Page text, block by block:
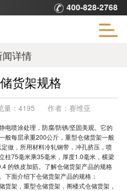
400-828-2768
闻详情
货架规格
量： 4195 作者： 赛维亚
电喷涂处理，防腐/防锈/坚固美观。它的
般每层承重200公斤，重型仓储货架一般
做，所用材料冷轧钢带，冲孔挤压，喷
柱75毫米乘35毫米，厚度1.0毫米，横梁
的铁皮加筋。了解仓储货架产品的规格
下面介绍下仓储货架产品的规格：
货架，重型仓储货架，阁楼式仓储货架，